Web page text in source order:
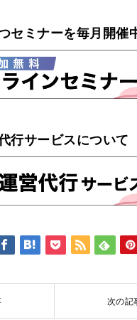
セミナーを毎月開催
行サービスについて
次の記